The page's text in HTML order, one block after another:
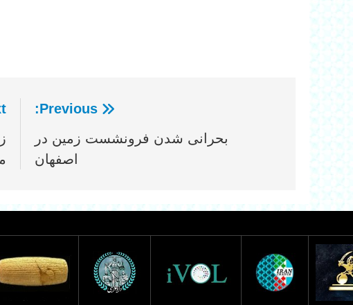
Previous:
بحرانی شدن فرونشست زمین در
اصفهان